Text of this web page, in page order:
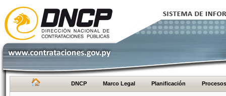
DNCP Marco Legal Planificación Procesos